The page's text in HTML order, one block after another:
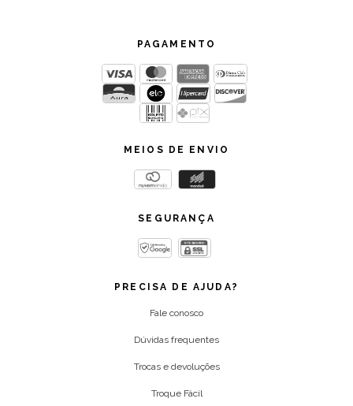
PAGAMENTO
MEIOS DE ENVIO
SEGURANÇA
PRECISA DE AJUDA?
Fale conosco
Dúvidas frequentes
Trocas e devoluções
Troque Fácil